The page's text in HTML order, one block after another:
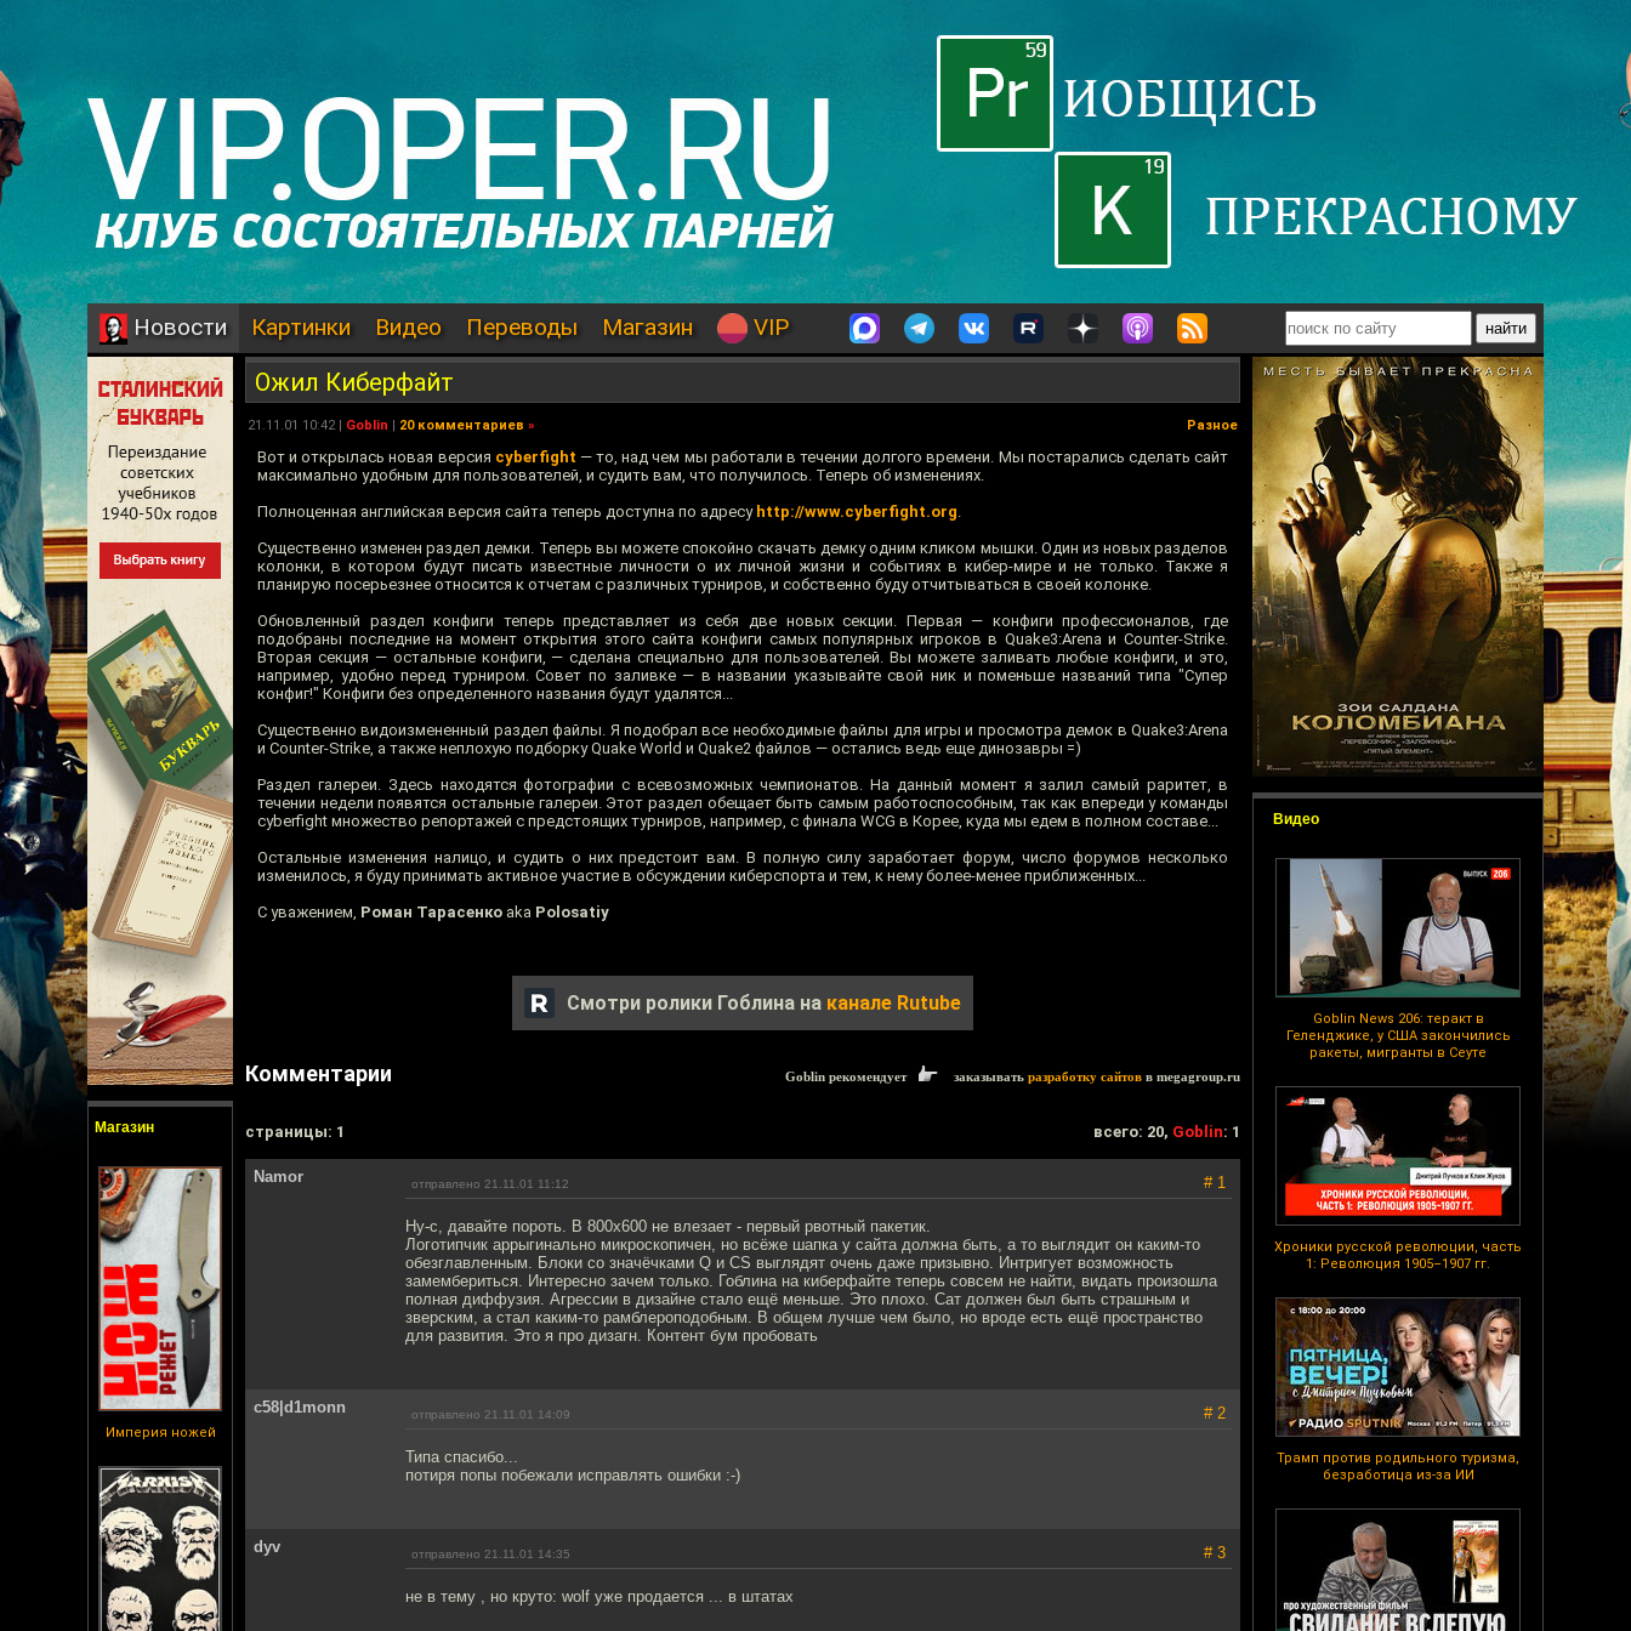
Новости Картинки Видео Переводы Магазин VIP
Магазин
Империя ножей
Видео
Goblin News 206: теракт в
Геленджике, у США закончились
ракеты, мигранты в Сеуте
Хроники русской революции, часть
1: Революция 1905–1907 гг.
Трамп против родильного туризма,
безработица из-за ИИ
Ожил Киберфайт
21.11.01 10:42 | Goblin | 20 комментариев » Разное
Вот и открылась новая версия cyberfight — то, над чем мы работали в течении долгого времени. Мы постарались сделать сайт
максимально удобным для пользователей, и судить вам, что получилось. Теперь об изменениях.
Полноценная английская версия сайта теперь доступна по адресу http://www.cyberfight.org.
Существенно изменен раздел демки. Теперь вы можете спокойно скачать демку одним кликом мышки. Один из новых разделов
колонки, в котором будут писать известные личности о их личной жизни и событиях в кибер-мире и не только. Также я
планирую посерьезнее относится к отчетам с различных турниров, и собственно буду отчитываться в своей колонке.
Обновленный раздел конфиги теперь представляет из себя две новых секции. Первая — конфиги профессионалов, где
подобраны последние на момент открытия этого сайта конфиги самых популярных игроков в Quake3:Arena и Counter-Strike.
Вторая секция — остальные конфиги, — сделана специально для пользователей. Вы можете заливать любые конфиги, и это,
например, удобно перед турниром. Совет по заливке — в названии указывайте свой ник и поменьше названий типа "Супер
конфиг!" Конфиги без определенного названия будут удалятся...
Существенно видоизмененный раздел файлы. Я подобрал все необходимые файлы для игры и просмотра демок в Quake3:Arena
и Counter-Strike, а также неплохую подборку Quake World и Quake2 файлов — остались ведь еще динозавры =)
Раздел галереи. Здесь находятся фотографии с всевозможных чемпионатов. На данный момент я залил самый раритет, в
течении недели появятся остальные галереи. Этот раздел обещает быть самым работоспособным, так как впереди у команды
cyberfight множество репортажей с предстоящих турниров, например, с финала WCG в Корее, куда мы едем в полном составе...
Остальные изменения налицо, и судить о них предстоит вам. В полную силу заработает форум, число форумов несколько
изменилось, я буду принимать активное участие в обсуждении киберспорта и тем, к нему более-менее приближенных...
С уважением, Роман Тарасенко aka Polosatiy
Смотри ролики Гоблина на канале Rutube
Комментарии Goblin рекомендует заказывать разработку сайтов в megagroup.ru
cтраницы: 1 всего: 20, Goblin: 1
Namor отправлено 21.11.01 11:12 # 1
Ну-с, давайте пороть. В 800х600 не влезает - первый рвотный пакетик.
Логотипчик аррыгинально микроскопичен, но всёже шапка у сайта должна быть, а то выглядит он каким-то
обезглавленным. Блоки со значёчками Q и CS выглядят очень даже призывно. Интригует возможность
замембериться. Интересно зачем только. Гоблина на киберфайте теперь совсем не найти, видать произошла
полная диффузия. Агрессии в дизайне стало ещё меньше. Это плохо. Сат должен был быть страшным и
зверским, а стал каким-то рамблероподобным. В общем лучше чем было, но вроде есть ещё пространство
для развития. Это я про дизагн. Контент бум пробовать
c58|d1monn отправлено 21.11.01 14:09 # 2
Типа спасибо...
потиря попы побежали исправлять ошибки :-)
dyv отправлено 21.11.01 14:35 # 3
не в тему , но круто: wolf уже продается ... в штатах